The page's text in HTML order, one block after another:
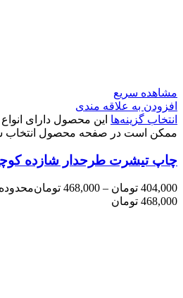
مشاهده سریع
افزودن به علاقه مندی
انتخاب گزینه‌ها این محصول دارای
ممکن است در صفحه محصول انتخاب
چاپ تیشرت طرحدار شازده
404,000 تومان –
468,000 تومان
468,000 تومان